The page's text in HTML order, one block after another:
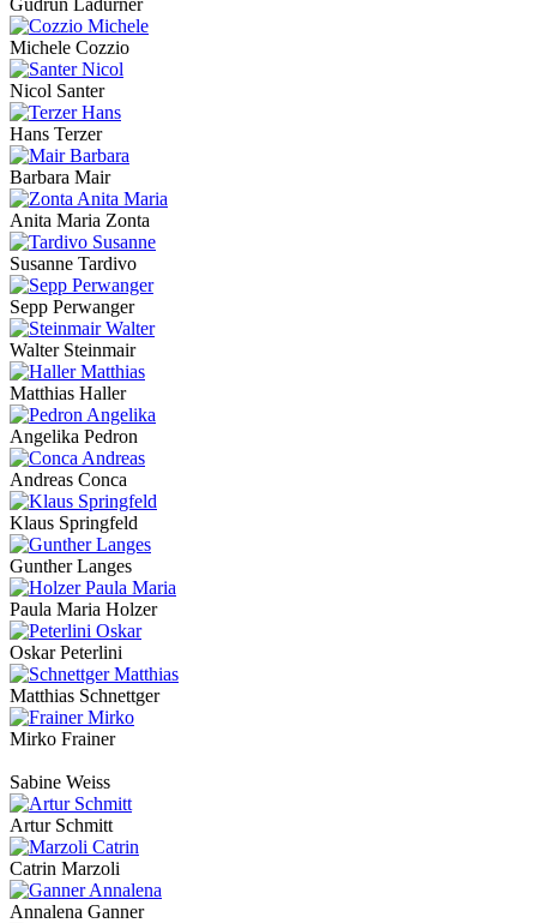
Michele Cozzio
Nicol Santer
Hans Terzer
Barbara Mair
Anita Maria Zonta
Susanne Tardivo
Sepp Perwanger
Walter Steinmair
Matthias Haller
Angelika Pedron
Andreas Conca
Klaus Springfeld
Gunther Langes
Paula Maria Holzer
Oskar Peterlini
Matthias Schnettger
Mirko Frainer
Sabine Weiss
Artur Schmitt
Catrin Marzoli
Annalena Ganner